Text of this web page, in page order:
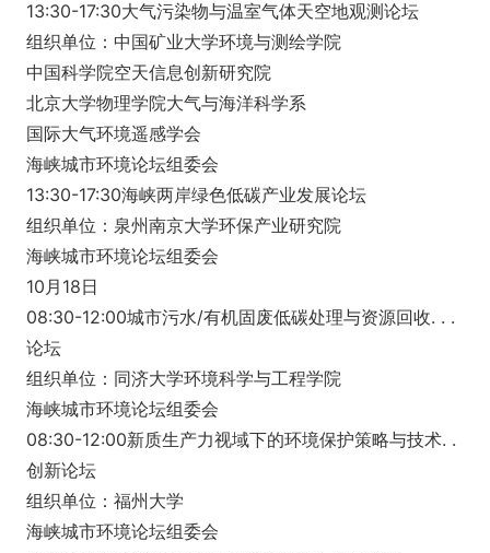
13:30-17:30大气污染物与温室气体天空地观测论坛
组织单位：中国矿业大学环境与测绘学院
中国科学院空天信息创新研究院
北京大学物理学院大气与海洋科学系
国际大气环境遥感学会
海峡城市环境论坛组委会
13:30-17:30海峡两岸绿色低碳产业发展论坛
组织单位：泉州南京大学环保产业研究院
海峡城市环境论坛组委会
10月18日
08:30-12:00城市污水/有机固废低碳处理与资源回收. . .
论坛
组织单位：同济大学环境科学与工程学院
海峡城市环境论坛组委会
08:30-12:00新质生产力视域下的环境保护策略与技术. .
创新论坛
组织单位：福州大学
海峡城市环境论坛组委会